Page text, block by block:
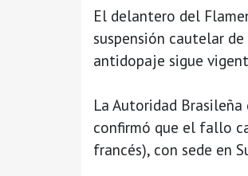
El delantero del
suspensión cautelar
antidopaje sigue
La Autoridad
confirmó que el fallo
francés), con sede en